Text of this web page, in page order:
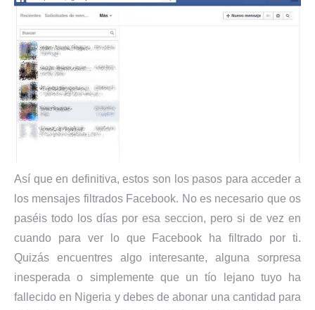
Así que en definitiva, estos son los pasos para acceder a
los mensajes filtrados Facebook. No es necesario que os
paséis todo los días por esa seccion, pero si de vez en
cuando para ver lo que Facebook ha filtrado por ti.
Quizás encuentres algo interesante, alguna sorpresa
inesperada o simplemente que un tío lejano tuyo ha
fallecido en Nigeria y debes de abonar una cantidad para